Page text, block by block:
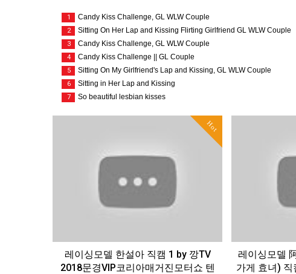
1 Candy Kiss Challenge, GL WLW Couple
2 Sitting On Her Lap and Kissing Flirting Girlfriend GL WLW Couple
3 Candy Kiss Challenge, GL WLW Couple
4 Candy Kiss Challenge || GL Couple
5 Sitting On My Girlfriend's Lap and Kissing, GL WLW Couple
6 Sitting in Her Lap and Kissing
7 So beautiful lesbian kisses
Hot
레이싱모델 한설아 직캠 1 by 깡TV
2018문경VIP코리아매거진모터쇼 텐
레이싱모델
가게 효녀)